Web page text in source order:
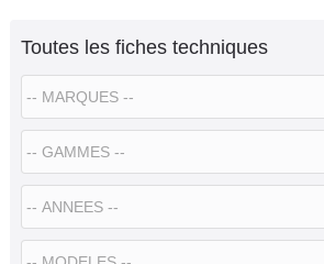
Toutes les fiches techniques